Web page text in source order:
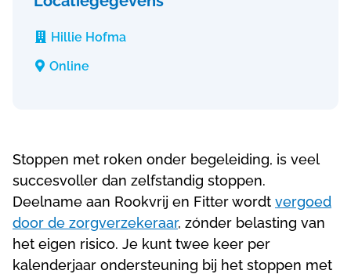
 Hillie Hofma
 Online
Stoppen met roken onder begeleiding, is veel
succesvoller dan zelfstandig stoppen.
Deelname aan Rookvrij en Fitter wordt vergoed
door de zorgverzekeraar, zónder belasting van
het eigen risico. Je kunt twee keer per
kalenderjaar ondersteuning bij het stoppen met